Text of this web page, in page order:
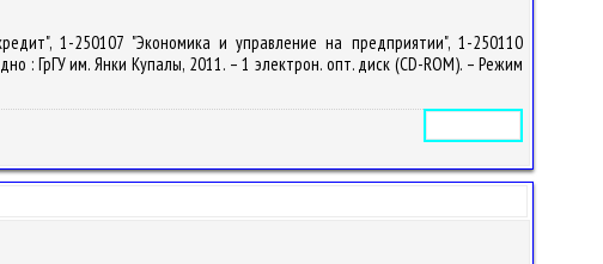
1-250107 "Экономика и управление на предприятии", 1-250110
: ГрГУ им. Янки Купалы, 2011. – 1 электрон. опт. диск (CD-ROM). – Режим